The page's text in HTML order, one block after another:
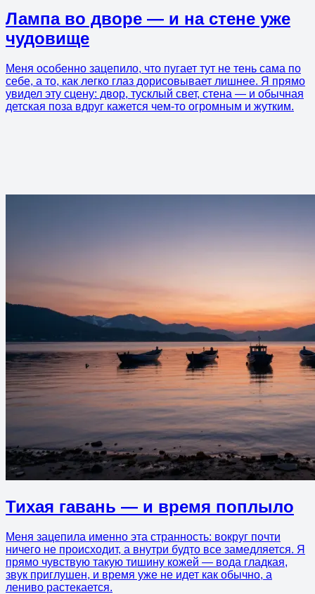
Лампа во дворе — и на стене уже
чудовище
Меня особенно зацепило, что пугает тут не тень сама по
себе, а то, как легко глаз дорисовывает лишнее. Я прямо
увидел эту сцену: двор, тусклый свет, стена — и обычная
детская поза вдруг кажется чем-то огромным и жутким.
Тихая гавань — и время поплыло
Меня зацепила именно эта странность: вокруг почти
ничего не происходит, а внутри будто все замедляется. Я
прямо чувствую такую тишину кожей — вода гладкая,
звук приглушен, и время уже не идет как обычно, а
лениво растекается.